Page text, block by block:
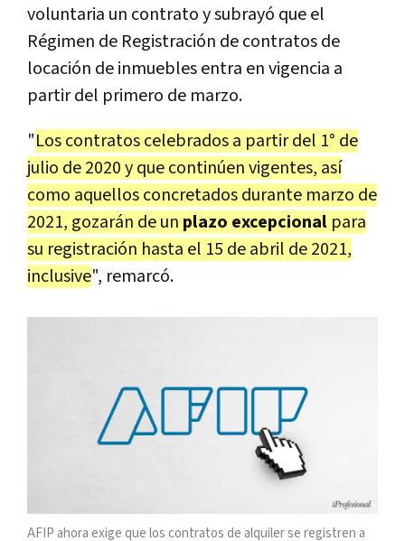
voluntaria un contrato y subrayó que el
Régimen de Registración de contratos de
locación de inmuebles entra en vigencia a
partir del primero de marzo.
"Los contratos celebrados a partir del 1° de
julio de 2020 y que continúen vigentes, así
como aquellos concretados durante marzo de
2021, gozarán de un plazo excepcional para
su registración hasta el 15 de abril de 2021,
inclusive", remarcó.
AFIP ahora exige que los contratos de alquiler se registren a